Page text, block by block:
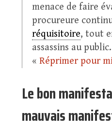
menace de faire
procureure
réquisitoire, tout
assassins au
« Réprimer pour
Le bon
mauvais